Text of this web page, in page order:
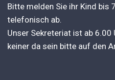
Bitte melden Sie ihr Kind bis
telefonisch ab.
Unser Sekreteriat ist ab
keiner da sein bitte auf den